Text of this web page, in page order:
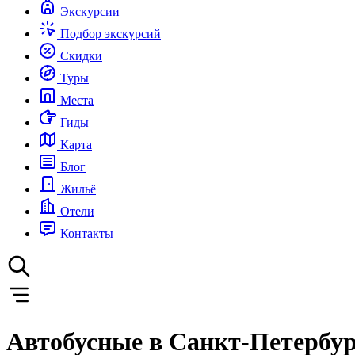
Экскурсии
Подбор экскурсий
Скидки
Туры
Места
Гиды
Карта
Блог
Жильё
Отели
Контакты
Автобусные в Санкт-